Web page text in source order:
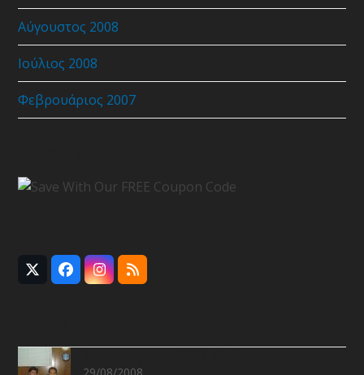
Αύγουστος 2008
Ιούλιος 2008
Φεβρουάριος 2007
Twitter
(deprecated)
Facebook
Instagram
RSS
29/08/2008